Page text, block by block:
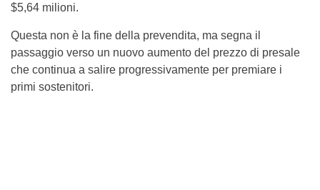
$5,64 milioni.
Questa non è la fine della prevendita, ma segna il
passaggio verso un nuovo aumento del prezzo di presale
che continua a salire progressivamente per premiare i
primi sostenitori.